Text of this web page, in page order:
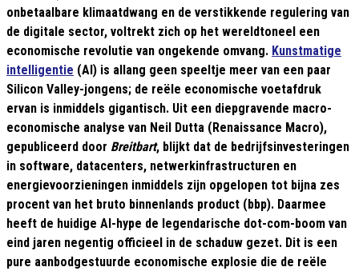
onbetaalbare klimaatdwang en de verstikkende regulering van
de digitale sector, voltrekt zich op het wereldtoneel een
economische revolutie van ongekende omvang. Kunstmatige
intelligentie (AI) is allang geen speeltje meer van een paar
Silicon Valley-jongens; de reële economische voetafdruk
ervan is inmiddels gigantisch. Uit een diepgravende macro-
economische analyse van Neil Dutta (Renaissance Macro),
gepubliceerd door Breitbart, blijkt dat de bedrijfsinvesteringen
in software, datacenters, netwerkinfrastructuren en
energievoorzieningen inmiddels zijn opgelopen tot bijna zes
procent van het bruto binnenlands product (bbp). Daarmee
heeft de huidige AI-hype de legendarische dot-com-boom van
eind jaren negentig officieel in de schaduw gezet. Dit is een
pure aanbodgestuurde economische explosie die de reële